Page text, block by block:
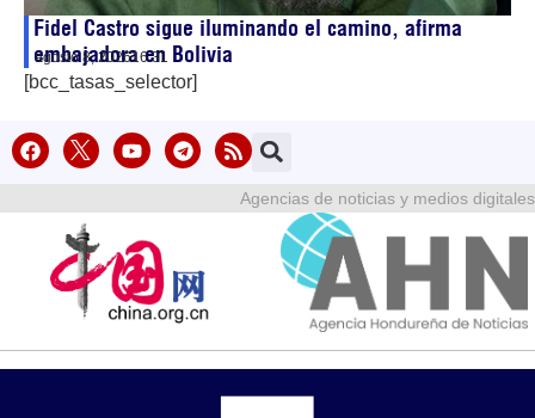
Fidel Castro sigue iluminando el camino, afirma
embajadora en Bolivia
agosto 8, 202616:31
[bcc_tasas_selector]
Agencias de noticias y medios digitales